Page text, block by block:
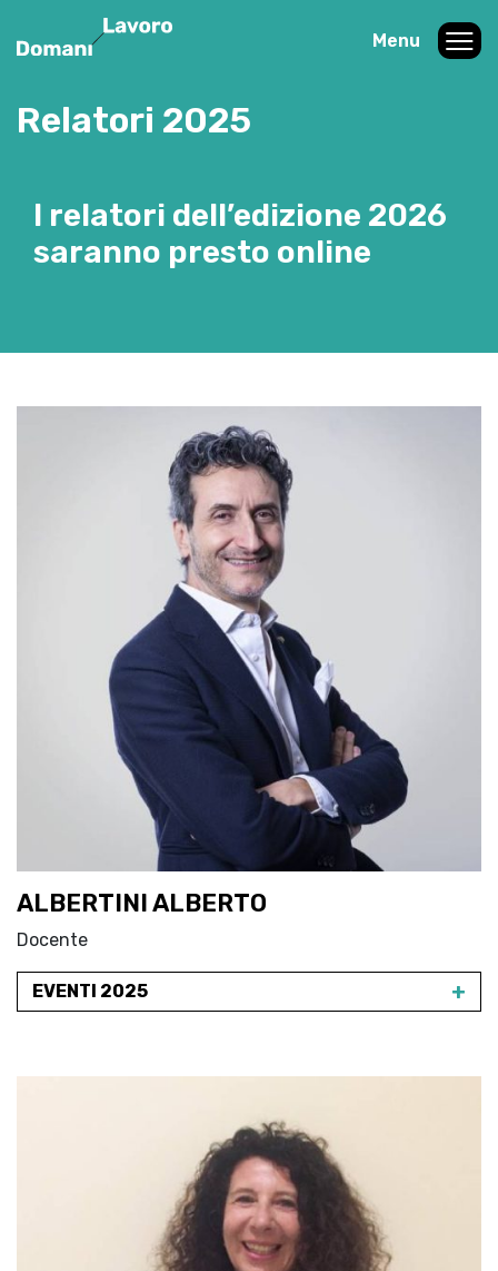
Menu
Relatori 2025
I relatori dell’edizione 2026
saranno presto online
ALBERTINI ALBERTO
Docente
EVENTI 2025 +